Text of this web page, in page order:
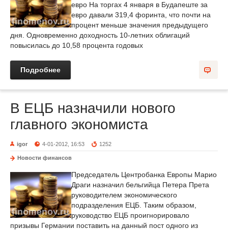
евро На торгах 4 января в Будапеште за
евро давали 319,4 форинта, что почти на
процент меньше значения предыдущего
дня. Одновременно доходность 10-летних облигаций
повысилась до 10,58 процента годовых
Подробнее
В ЕЦБ назначили нового
главного экономиста
igor 4-01-2012, 16:53 1252
Новости финансов
Председатель Центробанка Европы Марио
Драги назначил бельгийца Петера Прета
руководителем экономического
подразделения ЕЦБ. Таким образом,
руководство ЕЦБ проигнорировало
призывы Германии поставить на данный пост одного из